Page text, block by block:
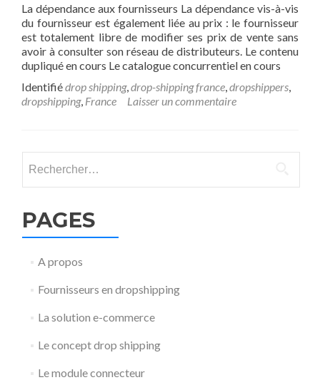
La dépendance aux fournisseurs La dépendance vis-à-vis
du fournisseur est également liée au prix : le fournisseur
est totalement libre de modifier ses prix de vente sans
avoir à consulter son réseau de distributeurs. Le contenu
dupliqué en cours Le catalogue concurrentiel en cours
Identifiédrop shipping,drop-shipping france,dropshippers,
dropshipping, France Laisser un commentaire
PAGES
A propos
Fournisseurs en dropshipping
La solution e-commerce
Le concept drop shipping
Le module connecteur